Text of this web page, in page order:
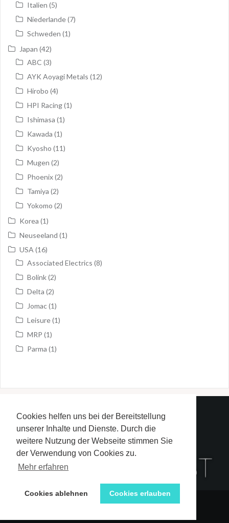
Cookies helfen uns bei der Bereitstellung
unserer Inhalte und Dienste. Durch die
weitere Nutzung der Webseite stimmen Sie
der Verwendung von Cookies zu.
Mehr erfahren
Cookies ablehnen Cookies erlauben
Italien (5)
Niederlande(7)
Schweden (1)
Japan (42)
ABC (3)
AYK Aoyagi Metals (12)
Hirobo (4)
HPI Racing(1)
Ishimasa (1)
Kawada (1)
Kyosho (11)
Mugen (2)
Phoenix(2)
Tamiya (2)
Yokomo (2)
Korea (1)
Neuseeland (1)
USA (16)
Associated Electrics (8)
Bolink(2)
Delta (2)
Jomac(1)
Leisure(1)
MRP (1)
Parma (1)
Redaktion
Impressum und Datenschutzerklärung
Stolz präsentiert von WordPress|Theme:Oriavon